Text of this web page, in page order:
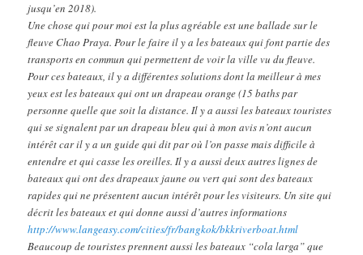
jusqu’en 2018).
Une chose qui pour moi est la plus agréable est une ballade sur le
fleuve Chao Praya. Pour le faire il y a les bateaux qui font partie des
transports en commun qui permettent de voir la ville vu du fleuve.
Pour ces bateaux, il y a différentes solutions dont la meilleur à mes
yeux est les bateaux qui ont un drapeau orange (15 baths par
personne quelle que soit la distance. Il y a aussi les bateaux touristes
qui se signalent par un drapeau bleu qui à mon avis n’ont aucun
intérêt car il y a un guide qui dit par où l’on passe mais difficile à
entendre et qui casse les oreilles. Il y a aussi deux autres lignes de
bateaux qui ont des drapeaux jaune ou vert qui sont des bateaux
rapides qui ne présentent aucun intérêt pour les visiteurs. Un site qui
décrit les bateaux et qui donne aussi d’autres informations
http://www.langeasy.com/cities/fr/bangkok/bkkriverboat.html
Beaucoup de touristes prennent aussi les bateaux “cola larga” que